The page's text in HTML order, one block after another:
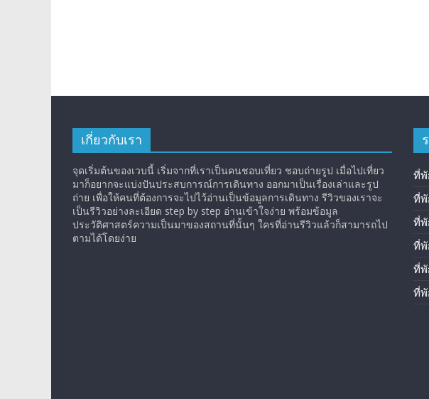
เกี่ยวกับเรา
จุดเริ่มต้นของเวบนี้ เริ่มจากที่เราเป็นคนชอบเที่ยว ชอบถ่ายรูป เมื่อไปเที่ยว
มาก็อยากจะแบ่งปันประสบการณ์การเดินทาง ออกมาเป็นเรื่องเล่าและรูป
ถ่าย เพื่อให้คนที่ต้องการจะไปไว้อ่านเป็นข้อมูลการเดินทาง รีวิวของเราจะ
เป็นรีวิวอย่างละเอียด step by step อ่านเข้าใจง่าย พร้อมข้อมูล
ประวัติศาสตร์ความเป็นมาของสถานที่นั้นๆ ใครที่อ่านรีวิวแล้วก็สามารถไป
ตามได้โดยง่าย
ที่พั
ที่
ที่พั
ที่พั
ที่พั
ที่พั